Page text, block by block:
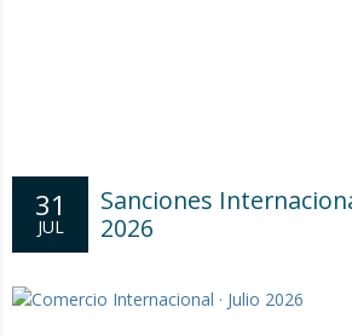
31
JUL
Sanciones
2026